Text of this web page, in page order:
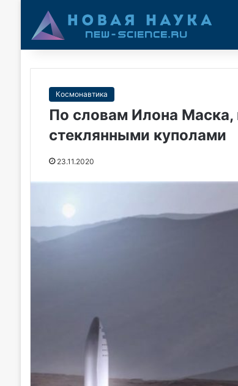
Космонавтика
По словам Илона Маска,
стеклянными куполами
23.11.2020